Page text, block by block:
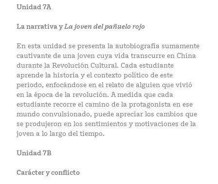
Unidad 7A
La narrativa yLa joven del pañuelo rojo
En esta unidad se presenta la autobiografía sumamente
cautivante de una joven cuya vida transcurre en China
durante la Revolución Cultural. Cada estudiante
aprende la historia y el contexto político de este
periodo, enfocándose en el relato de alguien que vivió
en la época de la revolución. A medida que cada
estudiante recorre el camino de la protagonista en ese
mundo convulsionado, puede apreciar los cambios que
se produjeron en los sentimientos y motivaciones de la
joven a lo largo del tiempo.
Unidad 7B
Carácter y conflicto